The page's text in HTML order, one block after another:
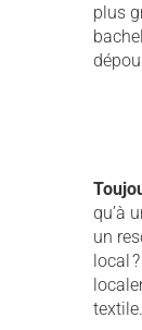
plus
qu’à
un
local
textile.